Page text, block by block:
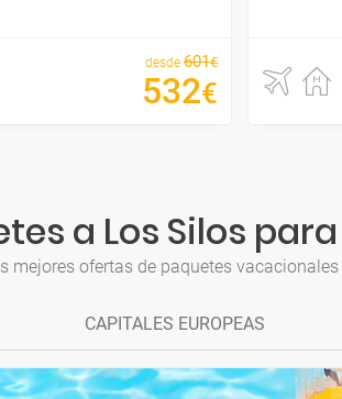
desde 601€
532€
a Los Silos
mejores ofertas de paquetes
CAPITALES EUROPEAS